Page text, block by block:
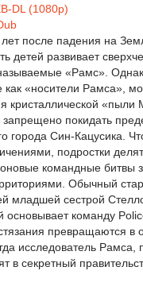
DL (1080p)
после падения на
детей развивает
«Рамс».
как «носители Рамса»,
кристаллической «пыли
запрещено покидать
города Син-Кацусика.
подростки
командные битвы
Обычный
младшей сестрой
основывает команду
превращаются в
исследователь
в секретный